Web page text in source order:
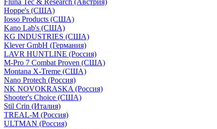
Fluna Tec & Research (Австрия)
Hoppe's (США)
Iosso Products (США)
Kano Lab's (США)
KG INDUSTRIES (США)
Klever GmbH (Германия)
LAVR HUNTLINE (Россия)
M-Pro 7 Combat Proven (СШA)
Montana X-Treme (США)
Nano Protech (Россия)
NK NOVOKRASKA (Россия)
Shooter's Choice (СШA)
Stil Crin (Италия)
TREAL-M (Россия)
ULTMAN (Россия)